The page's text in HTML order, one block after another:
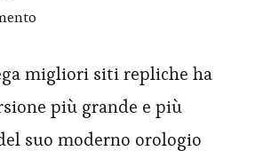
Omega
Seamaster
migliori siti repliche ha
più grande e più
suo moderno orologio